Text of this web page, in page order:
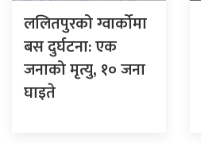
ललितपुरको ग्वार्कोमा
बस दुर्घटना: एक
जनाको मृत्यु, १० जना
घाइते